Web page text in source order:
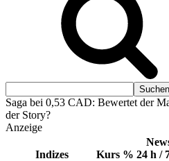
Saga bei 0,53 CAD: Bewertet der
der Story?
Anzeige
Indizes Kurs % 24 h /